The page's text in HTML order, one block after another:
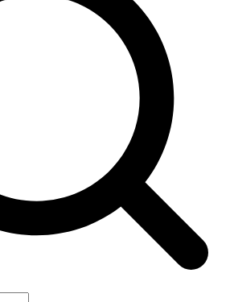
2 обычно полезна тем, кто хочет
по рейтингу и не растягивать
На GG.Store такие предложения
поэтому категорию удобно
инструмент для прогресса.